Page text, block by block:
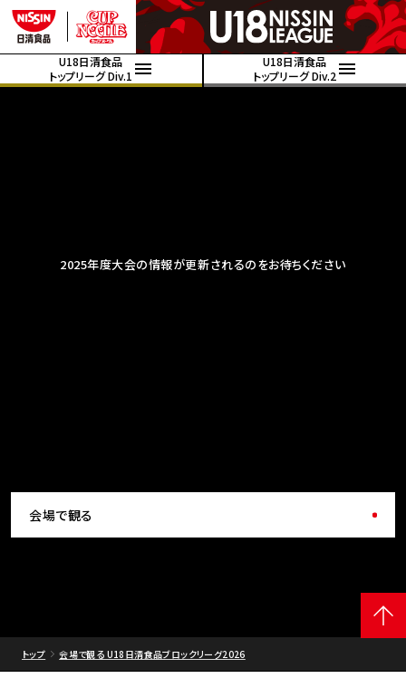
U18日清食品
トップリーグ Div.1
U18日清食品
トップリーグ Div.2
2025年度大会の情報が更新されるのをお待ちください
会場で観る
トップ 会場で観る U18日清食品ブロックリーグ2026